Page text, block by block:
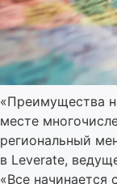
«Преимущества
месте
региональный
в Leverate,
«Все начинается